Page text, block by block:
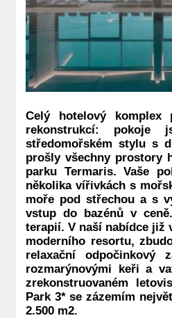
Celý hotelový
rekonstrukcí: pokoje
středomořském stylu s
prošly všechny prostory
parku Termaris. Vaše
několika vířivkách s
moře pod střechou a s
vstup do bazénů v
terapií. V naší nabídce již
moderního resortu,
relaxační odpočinkový
rozmarýnovými keři a
zrekonstruovaném
Park 3* se zázemím
2.500 m2.